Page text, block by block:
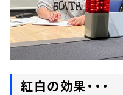
紅白の効果・・・